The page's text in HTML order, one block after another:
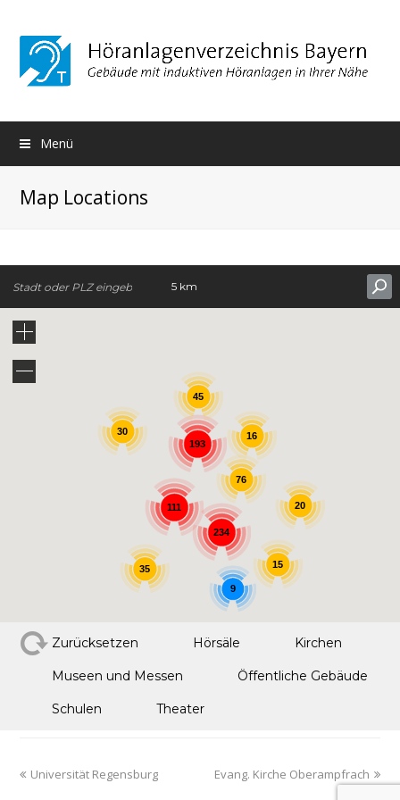
Menü
Map Locations
5 km
234
193
30
20
15
111
45
35
76
16
9
Zurücksetzen Hörsäle Kirchen
Museen und Messen Öffentliche Gebäude
Schulen Theater
Universität Regensburg Evang. Kirche Oberampfrach